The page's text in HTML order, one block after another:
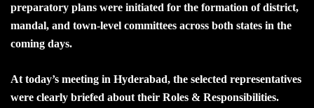
preparatory plans were initiated for the formation of district,
mandal, and town-level committees across both states in the
coming days.
At today’s meeting in Hyderabad, the selected representatives
were clearly briefed about their Roles & Responsibilities.